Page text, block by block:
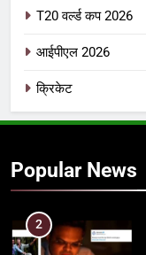
T20 वर्ल्ड कप 2026
आईपीएल 2026
क्रिकेट
Popular News
2